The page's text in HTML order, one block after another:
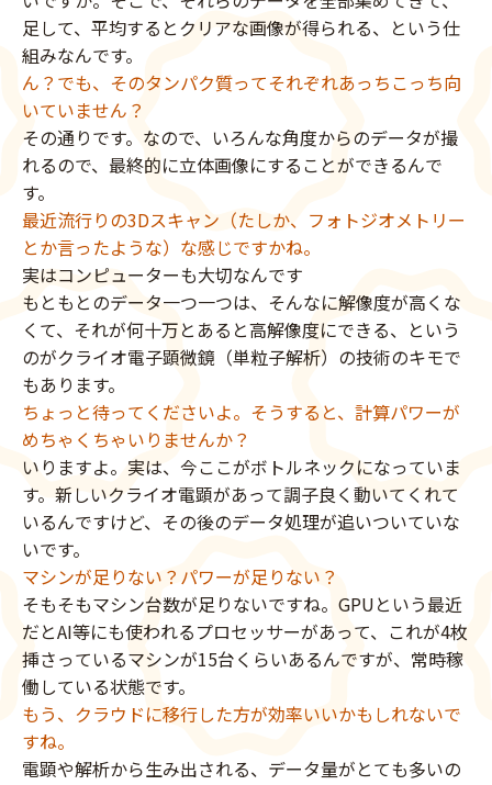
足して、平均するとクリアな画像が得られる、という仕
組みなんです。
ん？でも、そのタンパク質ってそれぞれあっちこっち向
いていません？
その通りです。なので、いろんな角度からのデータが撮
れるので、最終的に立体画像にすることができるんで
す。
最近流行りの3Dスキャン（たしか、フォトジオメトリー
とか言ったような）な感じですかね。
実はコンピューターも大切なんです
もともとのデータ一つ一つは、そんなに解像度が高くな
くて、それが何十万とあると高解像度にできる、という
のがクライオ電子顕微鏡（単粒子解析）の技術のキモで
もあります。
ちょっと待ってくださいよ。そうすると、計算パワーが
めちゃくちゃいりませんか？
いりますよ。実は、今ここがボトルネックになっていま
す。新しいクライオ電顕があって調子良く動いてくれて
いるんですけど、その後のデータ処理が追いついていな
いです。
マシンが足りない？パワーが足りない？
そもそもマシン台数が足りないですね。GPUという最近
だとAI等にも使われるプロセッサーがあって、これが4枚
挿さっているマシンが15台くらいあるんですが、常時稼
働している状態です。
もう、クラウドに移行した方が効率いいかもしれないで
すね。
電顕や解析から生み出される、データ量がとても多いの